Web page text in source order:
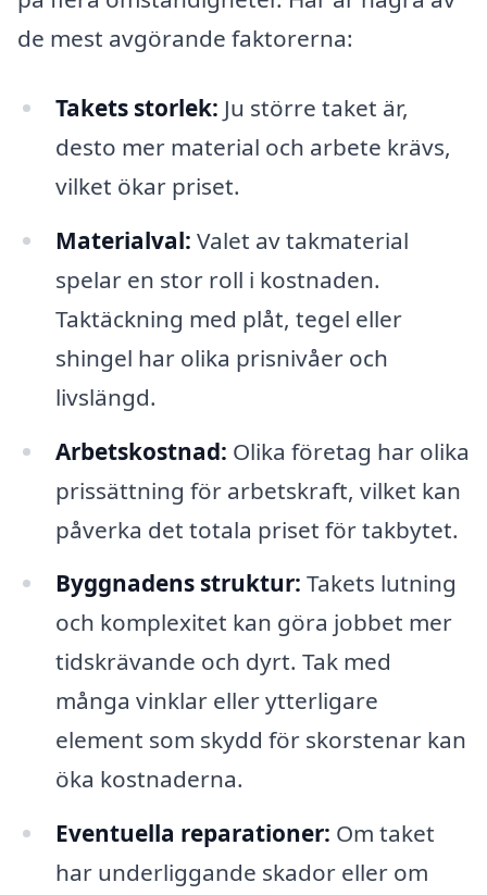
de mest avgörande faktorerna:
Takets storlek: Ju större taket är,
desto mer material och arbete krävs,
vilket ökar priset.
Materialval: Valet av takmaterial
spelar en stor roll i kostnaden.
Taktäckning med plåt, tegel eller
shingel har olika prisnivåer och
livslängd.
Arbetskostnad: Olika företag har olika
prissättning för arbetskraft, vilket kan
påverka det totala priset för takbytet.
Byggnadens struktur: Takets lutning
och komplexitet kan göra jobbet mer
tidskrävande och dyrt. Tak med
många vinklar eller ytterligare
element som skydd för skorstenar kan
öka kostnaderna.
Eventuella reparationer: Om taket
har underliggande skador eller om